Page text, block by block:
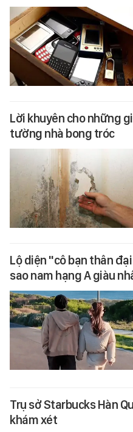
Lời khuyên cho những
tường nhà bong tróc
Lộ diện "cô bạn thân
sao nam hạng A giàu
Trụ sở Starbucks Hàn
khám xét